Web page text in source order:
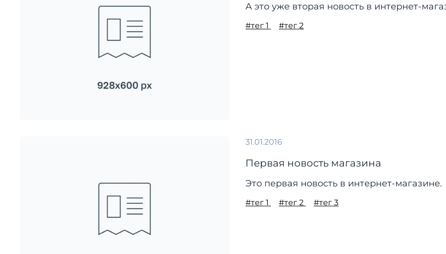
А это уже вторая новость в интернет-
#тег 1 #тег 2
Первая новость магазина
Это первая новость в интернет-магазине.
31.01.2016
#тег 1 #тег 2 #тег 3